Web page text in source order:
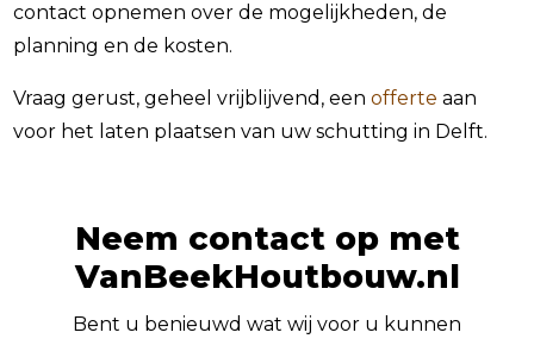
contact opnemen over de mogelijkheden, de
planning en de kosten.
Vraag gerust, geheel vrijblijvend, eenofferte aan
voor het laten plaatsen van uw schutting in Delft.
Neem contact op met
VanBeekHoutbouw.nl
Bent u benieuwd wat wij voor u kunnen